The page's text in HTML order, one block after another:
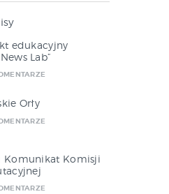
edukacyjny
Lab”
Orły
Komunikat Komisji